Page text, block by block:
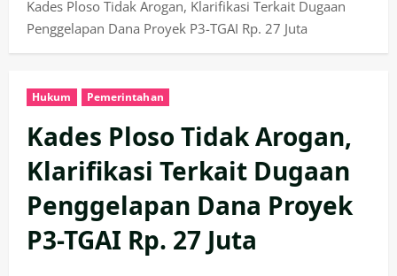
Kades Ploso Tidak Arogan, Klarifikasi Terkait Dugaan
Penggelapan Dana Proyek P3-TGAI Rp. 27 Juta
Hukum Pemerintahan
Kades Ploso Tidak Arogan,
Klarifikasi Terkait Dugaan
Penggelapan Dana Proyek
P3-TGAI Rp. 27 Juta